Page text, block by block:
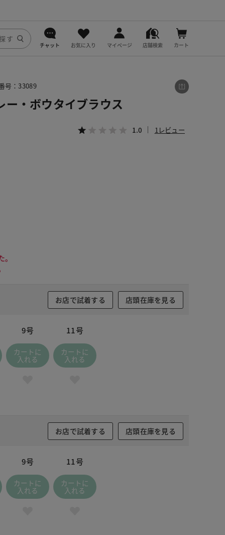
チャット お気に入り マイページ 店舗検索 カート
トブルー
号：33089
ー・ボウタイブラウス
1.0 1レビュー
お店で試着する 店頭在庫を見る
9号
カートに
入れる
11号
カートに
入れる
お店で試着する 店頭在庫を見る
9号
カートに
入れる
11号
カートに
入れる